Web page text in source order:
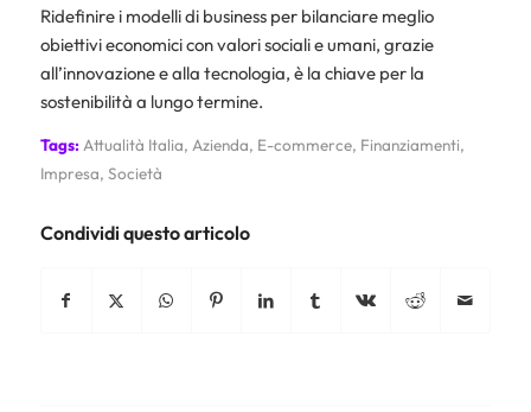
Ridefinire i modelli di business per bilanciare meglio
obiettivi economici con valori sociali e umani, grazie
all’innovazione e alla tecnologia, è la chiave per la
sostenibilità a lungo termine.
Tags:Attualità Italia, Azienda, E-commerce, Finanziamenti,
Impresa, Società
Condividi questo articolo